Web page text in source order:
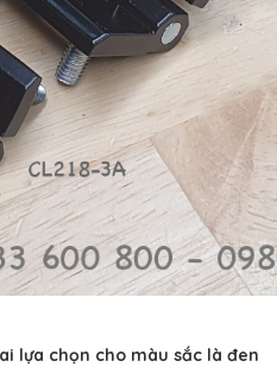
lựa chọn cho màu sắc là đen